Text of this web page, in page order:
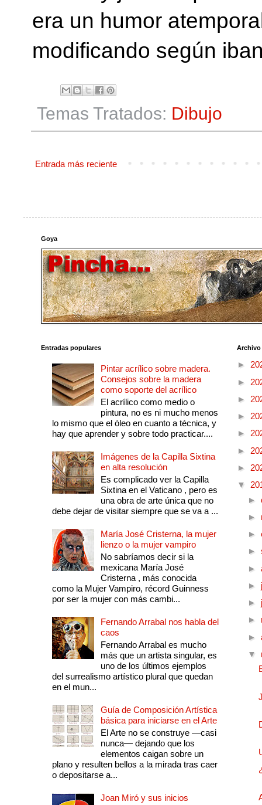
era un humor
modificando según
Temas Tratados: Dibujo
Entrada más reciente
Goya
Entradas populares
Pintar acrílico sobre madera.
Consejos sobre la madera
como soporte del acrílico
El acrílico como medio o
pintura, no es ni mucho menos
lo mismo que el óleo en cuanto a técnica, y
hay que aprender y sobre todo practicar....
Imágenes de la Capilla Sixtina
en alta resolución
Es complicado ver la Capilla
Sixtina en el Vaticano , pero es
una obra de arte única que no
debe dejar de visitar siempre que se va a ...
María José Cristerna, la mujer
lienzo o la mujer vampiro
No sabríamos decir si la
mexicana María José
Cristerna , más conocida
como la Mujer Vampiro, récord Guinness
por ser la mujer con más cambi...
Fernando Arrabal nos habla del
caos
Fernando Arrabal es mucho
más que un artista singular, es
uno de los últimos ejemplos
del surrealismo artístico plural que quedan
en el mun...
Guía de Composición Artística
básica para iniciarse en el Arte
El Arte no se construye —casi
nunca— dejando que los
elementos caigan sobre un
plano y resulten bellos a la mirada tras caer
o depositarse a...
Joan Miró y sus inicios
►
►
►
►
►
►
►
▼
►
►
►
►
►
►
►
►
►
▼